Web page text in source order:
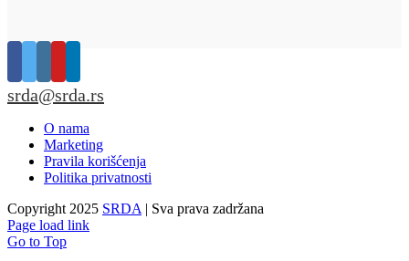
srda@srda.rs
O nama
Marketing
Pravila korišćenja
Politika privatnosti
Copyright 2025 SRDA | Sva prava zadržana
Page load link
Go to Top